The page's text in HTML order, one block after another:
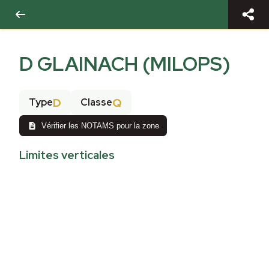
D GLAINACH (MILOPS)
TypeD ClasseQ
Vérifier les NOTAMS pour la zone
Limites verticales